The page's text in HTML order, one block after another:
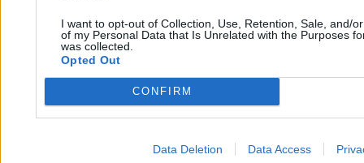
I want to opt-out of Collection, Use, Retention, Sale, and/
of my Personal Data that Is Unrelated with the Purposes
was collected.
Opted Out
CONFIRM
Data Deletion Data Access
Technologia